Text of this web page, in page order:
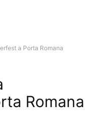
a Porta Romana
Romana